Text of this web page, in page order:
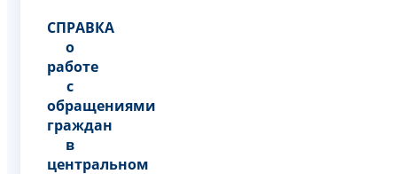
СПРАВКА
о
работе
с
обращениями
граждан
в
центральном